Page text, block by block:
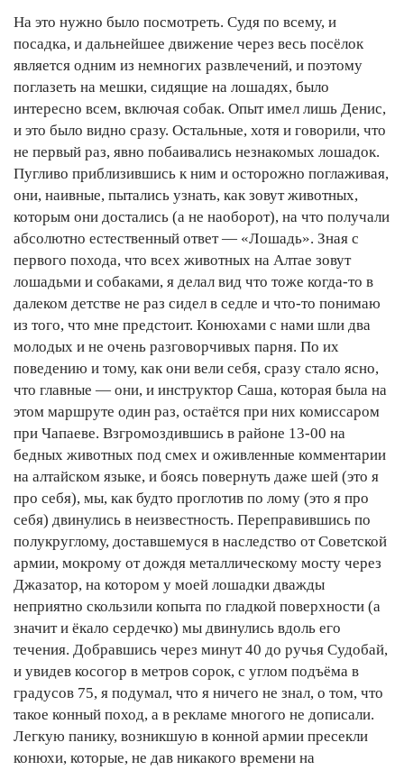
На это нужно было посмотреть. Судя по всему, и
посадка, и дальнейшее движение через весь посёлок
является одним из немногих развлечений, и поэтому
поглазеть на мешки, сидящие на лошадях, было
интересно всем, включая собак. Опыт имел лишь Денис,
и это было видно сразу. Остальные, хотя и говорили, что
не первый раз, явно побаивались незнакомых лошадок.
Пугливо приблизившись к ним и осторожно поглаживая,
они, наивные, пытались узнать, как зовут животных,
которым они достались (а не наоборот), на что получали
абсолютно естественный ответ — «Лошадь». Зная с
первого похода, что всех животных на Алтае зовут
лошадьми и собаками, я делал вид что тоже когда-то в
далеком детстве не раз сидел в седле и что-то понимаю
из того, что мне предстоит. Конюхами с нами шли два
молодых и не очень разговорчивых парня. По их
поведению и тому, как они вели себя, сразу стало ясно,
что главные — они, и инструктор Саша, которая была на
этом маршруте один раз, остаётся при них комиссаром
при Чапаеве. Взгромоздившись в районе 13-00 на
бедных животных под смех и оживленные комментарии
на алтайском языке, и боясь повернуть даже шей (это я
про себя), мы, как будто проглотив по лому (это я про
себя) двинулись в неизвестность. Переправившись по
полукруглому, доставшемуся в наследство от Советской
армии, мокрому от дождя металлическому мосту через
Джазатор, на котором у моей лошадки дважды
неприятно скользили копыта по гладкой поверхности (а
значит и ёкало сердечко) мы двинулись вдоль его
течения. Добравшись через минут 40 до ручья Судобай,
и увидев косогор в метров сорок, с углом подъёма в
градусов 75, я подумал, что я ничего не знал, о том, что
такое конный поход, а в рекламе многого не дописали.
Легкую панику, возникшую в конной армии пресекли
конюхи, которые, не дав никакого времени на